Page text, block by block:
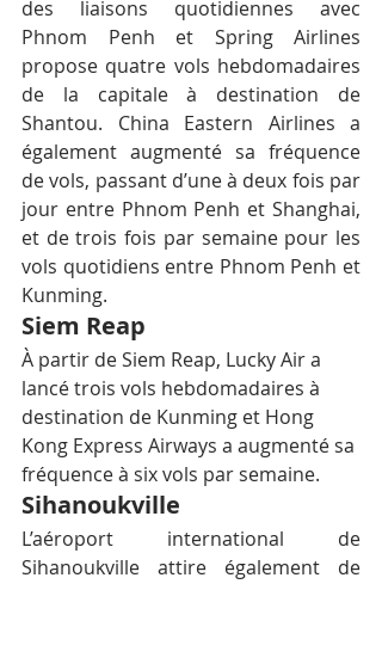
des liaisons quotidiennes avec
Phnom Penh et Spring Airlines
propose quatre vols hebdomadaires
de la capitale à destination de
Shantou. China Eastern Airlines a
également augmenté sa fréquence
de vols, passant d’une à deux fois par
jour entre Phnom Penh et Shanghai,
et de trois fois par semaine pour les
vols quotidiens entre Phnom Penh et
Kunming.
Siem Reap
À partir de Siem Reap, Lucky Air a
lancé trois vols hebdomadaires à
destination de Kunming et Hong
Kong Express Airways a augmenté sa
fréquence à six vols par semaine.
Sihanoukville
L’aéroport international de
Sihanoukville attire également de